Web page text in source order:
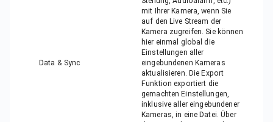
Data & Sync
mit Ihrer Kamera, wenn Sie
auf den Live Stream der
Kamera zugreifen. Sie können
hier einmal global die
Einstellungen aller
eingebundenen Kameras
aktualisieren. Die Export
Funktion exportiert die
gemachten Einstellungen,
inklusive aller eingebundener
Kameras, in eine Datei. Über